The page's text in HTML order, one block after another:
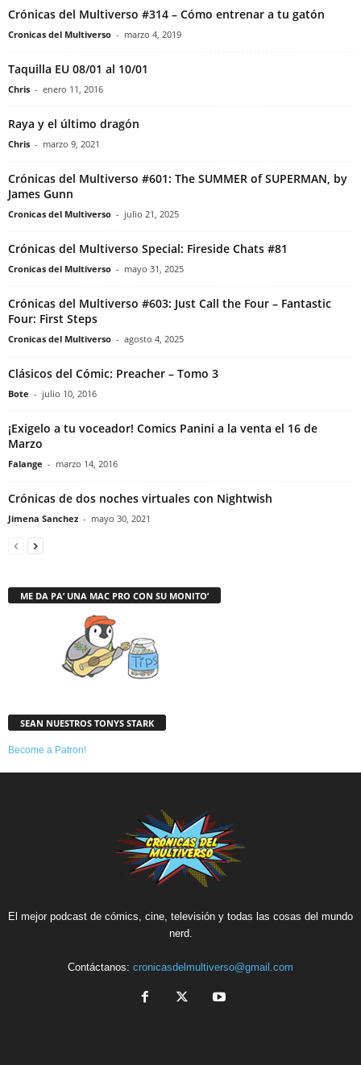
Crónicas del Multiverso #314 – Cómo entrenar a tu gatón
Cronicas del Multiverso - marzo 4, 2019
Taquilla EU 08/01 al 10/01
Chris - enero 11, 2016
Raya y el último dragón
Chris - marzo 9, 2021
Crónicas del Multiverso #601: The SUMMER of SUPERMAN, by
James Gunn
Cronicas del Multiverso - julio 21, 2025
Crónicas del Multiverso Special: Fireside Chats #81
Cronicas del Multiverso - mayo 31, 2025
Crónicas del Multiverso #603: Just Call the Four – Fantastic
Four: First Steps
Cronicas del Multiverso - agosto 4, 2025
Clásicos del Cómic: Preacher – Tomo 3
Bote - julio 10, 2016
¡Exigelo a tu voceador! Comics Panini a la venta el 16 de
Marzo
Falange - marzo 14, 2016
Crónicas de dos noches virtuales con Nightwish
Jimena Sanchez - mayo 30, 2021
ME DA PA’ UNA MAC PRO CON SU MONITO’
SEAN NUESTROS TONYS STARK
Become a Patron!
El mejor podcast de cómics, cine, televisión y todas las cosas del mundo
nerd.
Contáctanos: cronicasdelmultiverso@gmail.com